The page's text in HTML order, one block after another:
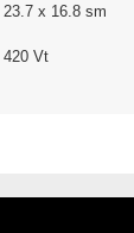
23.7 x 16.8 sm
420 Vt